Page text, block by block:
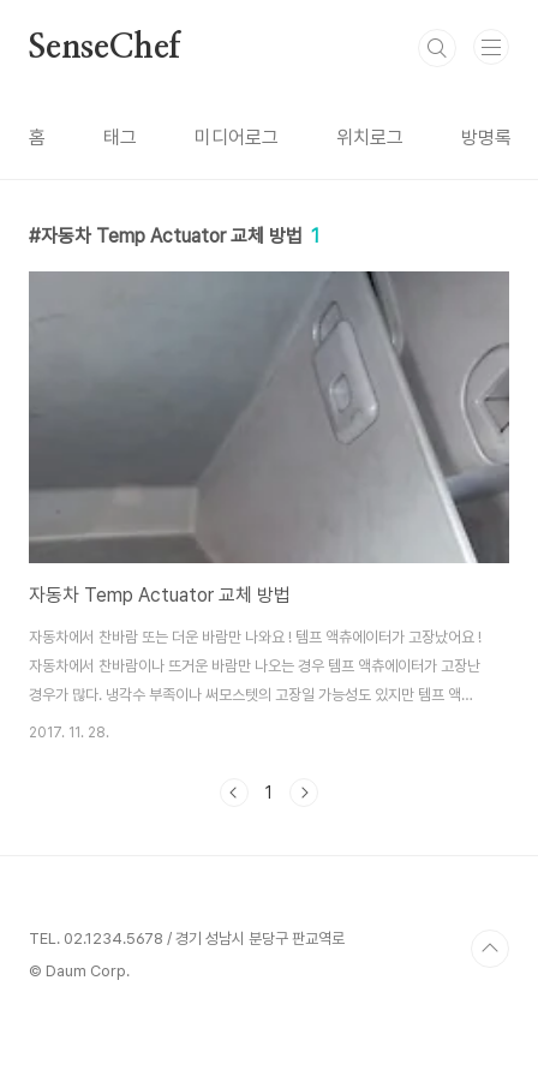
SenseChef
홈 태그 미디어로그 위치로그 방명록
자동차 Temp Actuator 교체 방법 1
자동차 Temp Actuator 교체 방법
자동차에서 찬바람 또는 더운 바람만 나와요 ! 템프 액츄에이터가 고장났어요 !
자동차에서 찬바람이나 뜨거운 바람만 나오는 경우 템프 액츄에이터가 고장난
경우가 많다. 냉각수 부족이나 써모스텟의 고장일 가능성도 있지만 템프 액츄
에이터의 고장 가능성이 더 높다.관련 글 읽기: 자동차 히터나 에어컨 고장으로
은 14,000원 정도이다. 카센터에서 이를 교체하는 경우 7만원에서 10만원 든
2017. 11. 28.
1
TEL. 02.1234.5678 / 경기 성남시 분당구 판교역로
© Daum Corp.